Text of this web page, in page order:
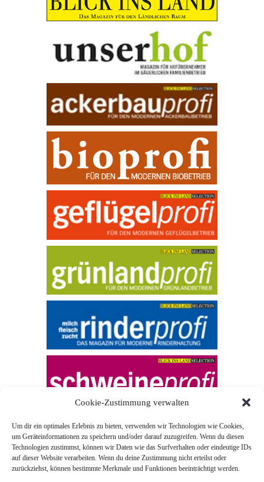
Cookie-Zustimmung verwalten
Um dir ein optimales Erlebnis zu bieten, verwenden wir Technologien wie Cookies,
um Geräteinformationen zu speichern und/oder darauf zuzugreifen. Wenn du diesen
Technologien zustimmst, können wir Daten wie das Surfverhalten oder eindeutige IDs
auf dieser Website verarbeiten. Wenn du deine Zustimmung nicht erteilst oder
zurückziehst, können bestimmte Merkmale und Funktionen beeinträchtigt werden.